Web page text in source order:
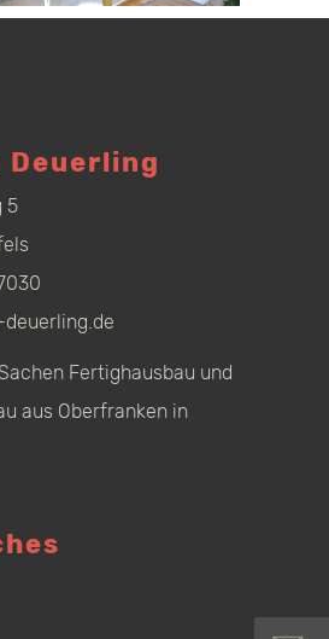
Deuerling
5
Fertighausbau und
aus Oberfranken in